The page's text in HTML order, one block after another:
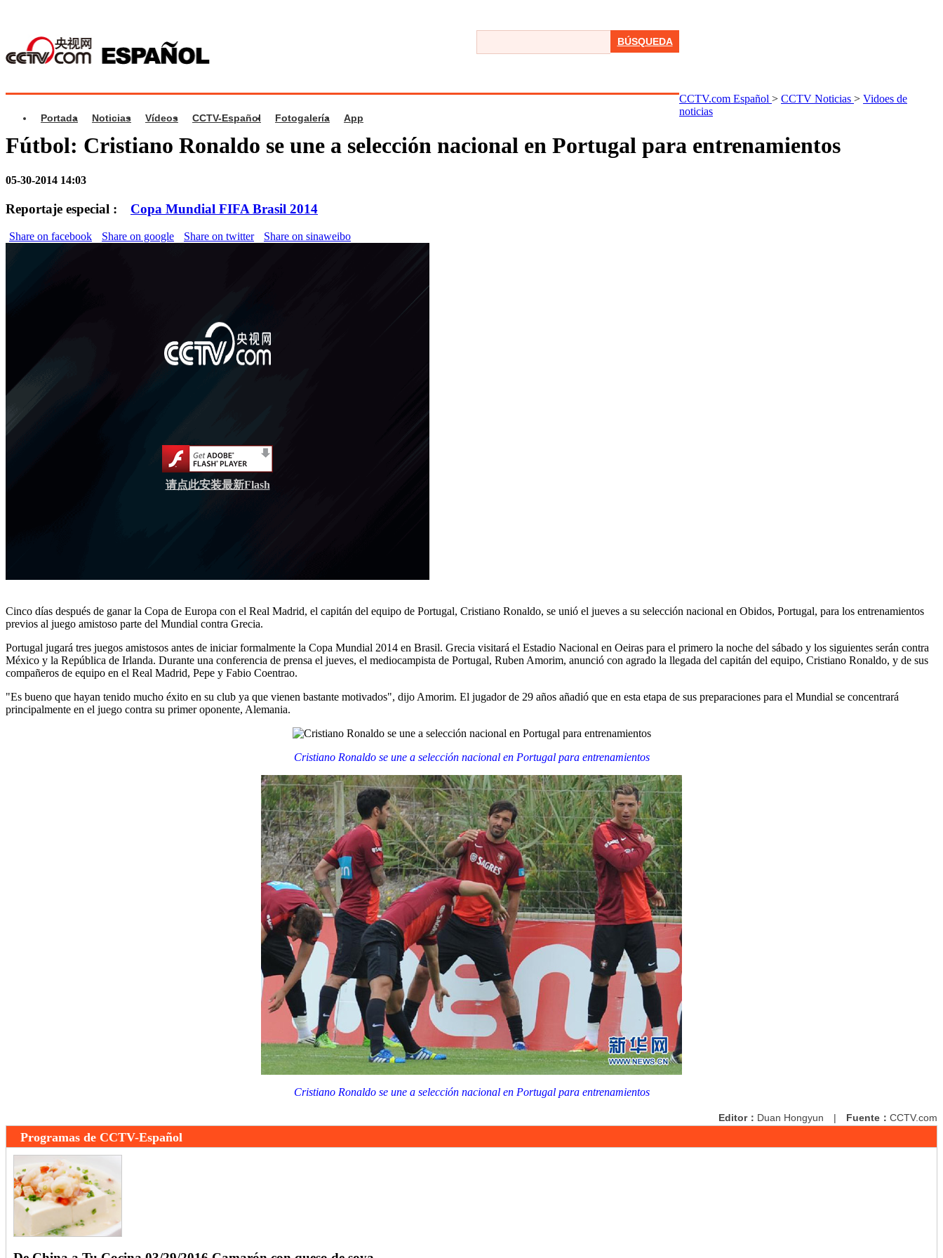
BÚSQUEDA
Portada Noticias Vídeos CCTV-Español Fotogalería App
CCTV.com Español > CCTV Noticias > Vidoes de
noticias
Fútbol: Cristiano Ronaldo se une a selección nacional en Portugal para entrenamientos
05-30-2014 14:03
Reportaje especial : Copa Mundial FIFA Brasil 2014
Share on facebook Share on google Share on twitter Share on sinaweibo
请点此安装最新Flash
Cinco días después de ganar la Copa de Europa con el Real Madrid, el capitán del equipo de Portugal, Cristiano Ronaldo, se unió el jueves a su selección nacional en Obidos, Portugal, para los entrenamientos
previos al juego amistoso parte del Mundial contra Grecia.
Portugal jugará tres juegos amistosos antes de iniciar formalmente la Copa Mundial 2014 en Brasil. Grecia visitará el Estadio Nacional en Oeiras para el primero la noche del sábado y los siguientes serán contra
México y la República de Irlanda. Durante una conferencia de prensa el jueves, el mediocampista de Portugal, Ruben Amorim, anunció con agrado la llegada del capitán del equipo, Cristiano Ronaldo, y de sus
compañeros de equipo en el Real Madrid, Pepe y Fabio Coentrao.
"Es bueno que hayan tenido mucho éxito en su club ya que vienen bastante motivados", dijo Amorim. El jugador de 29 años añadió que en esta etapa de sus preparaciones para el Mundial se concentrará
principalmente en el juego contra su primer oponente, Alemania.
Cristiano Ronaldo se une a selección nacional en Portugal para entrenamientos
Cristiano Ronaldo se une a selección nacional en Portugal para entrenamientos
Editor： Duan Hongyun | Fuente： CCTV.com
Programas de CCTV-Español